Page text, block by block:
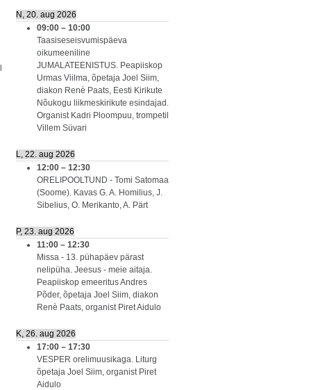
N, 20. aug 2026
09:00 – 10:00
Taasiseseisvumispäeva
oikumeeniline
JUMALATEENISTUS. Peapiiskop
Urmas Viilma, õpetaja Joel Siim,
diakon Renè Paats, Eesti Kirikute
Nõukogu liikmeskirikute esindajad.
Organist Kadri Ploompuu, trompetil
Villem Süvari
L, 22. aug 2026
12:00 – 12:30
ORELIPOOLTUND - Tomi Satomaa
(Soome). Kavas G. A. Homilius, J.
Sibelius, O. Merikanto, A. Pärt
P, 23. aug 2026
11:00 – 12:30
Missa - 13. pühapäev pärast
nelipüha. Jeesus - meie aitaja.
Peapiiskop emeeritus Andres
Põder, õpetaja Joel Siim, diakon
Renè Paats, organist Piret Aidulo
K, 26. aug 2026
17:00 – 17:30
VESPER orelimuusikaga. Liturg
õpetaja Joel Siim, organist Piret
Aidulo